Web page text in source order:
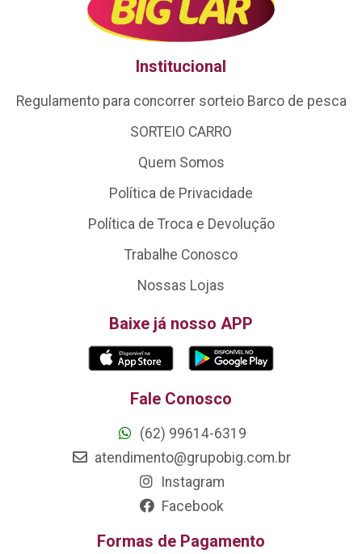
Institucional
Regulamento para concorrer sorteio Barco de pesca
SORTEIO CARRO
Quem Somos
Política de Privacidade
Política de Troca e Devolução
Trabalhe Conosco
Nossas Lojas
Baixe já nosso APP
Fale Conosco
(62) 99614-6319
atendimento@grupobig.com.br
Instagram
Facebook
Formas de Pagamento